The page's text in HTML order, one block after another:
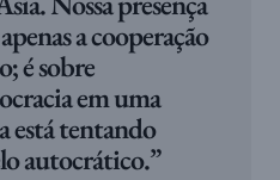
a cooperação
é sobre
em uma
está tentando
autocrático.”